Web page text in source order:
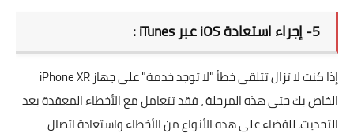
5- إجراء استعادة iOS عبر iTunes :
إذا كنت لا تزال تتلقى خطأ "لا توجد خدمة" على جهاز iPhone XR
الخاص بك حتى هذه المرحلة ، فقد تتعامل مع الأخطاء المعقدة بعد
التحديث. للقضاء على هذه الأنواع من الأخطاء واستعادة اتصال